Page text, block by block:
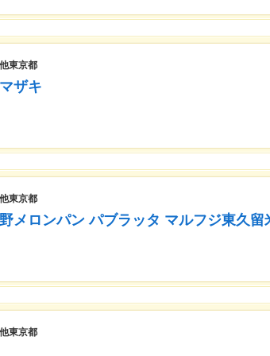
東京都
ザキ
東京都
メロンパン パブラッタ マルフジ東久留
東京都